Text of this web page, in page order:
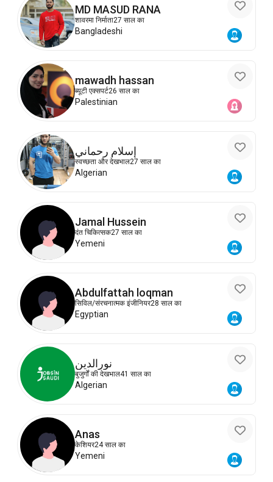
MD MASUD RANA
शावरमा निर्माता27 साल का
Bangladeshi
mawadh hassan
ब्यूटी एक्सपर्ट26 साल का
Palestinian
إسلام رحماني
स्वच्छता और देखभाल27 साल का
Algerian
Jamal Hussein
दंत चिकित्सक27 साल का
Yemeni
Abdulfattah loqman
सिविल/संरचनात्मक इंजीनियर28 साल का
Egyptian
نورالدين
बुजुर्गों की देखभाल41 साल का
Algerian
Anas
केशियर24 साल का
Yemeni